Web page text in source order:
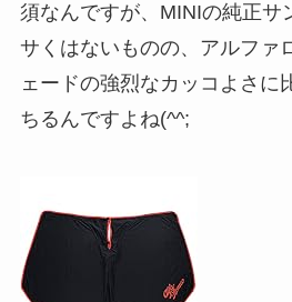
須なんですが、MINIの純正サ
サくはないものの、アルファ
ェードの強烈なカッコよさに
ちるんですよね(^^;